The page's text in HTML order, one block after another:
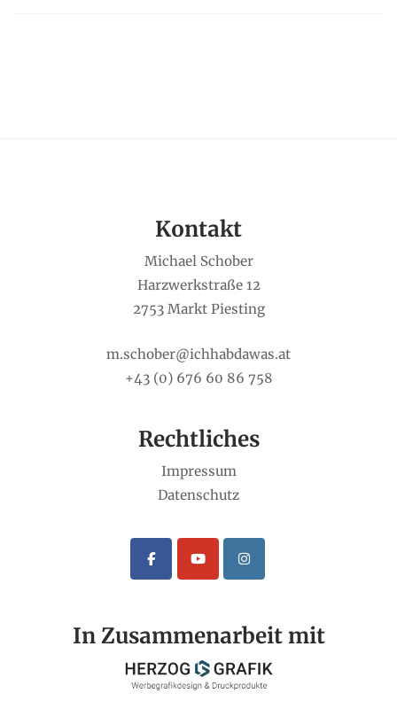
Kontakt
Michael Schober
Harzwerkstraße 12
2753 Markt Piesting
m.schober@ichhabdawas.at
+43 (0) 676 60 86 758
Rechtliches
Impressum
Datenschutz
In Zusammenarbeit mit